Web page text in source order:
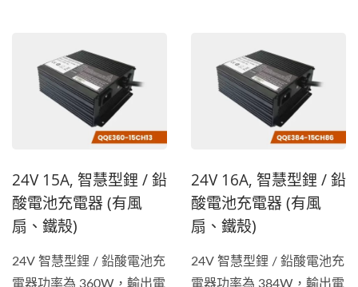
車、堆高機、電動清潔車等
類型等的電池充電器。...
24V 15A, 智慧型鋰 / 鉛
酸電池充電器 (有風
扇、鐵殼)
24V 智慧型鋰 / 鉛酸電池充
電器功率為 360W，輸出電
24V 16A, 智慧型鋰 / 鉛
酸電池充電器 (有風
扇、鐵殼)
24V 智慧型鋰 / 鉛酸電池充
電器功率為 384W，輸出電